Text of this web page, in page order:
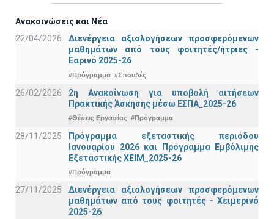
Ανακοινώσεις και Νέα
22/04/2026
Διενέργεια αξιολογήσεων προσφερόμενων
μαθημάτων από τους φοιτητές/ήτριες -
Εαρινό 2025-26
#Πρόγραμμα #Σπουδές
26/02/2026
2η Ανακοίνωση για υποβολή αιτήσεων
Πρακτικής Άσκησης μέσω ΕΣΠΑ_2025-26
#Θέσεις Εργασίας #Πρόγραμμα
28/11/2025
Πρόγραμμα εξεταστικής περιόδου
Ιανουαρίου 2026 και Πρόγραμμα Εμβόλιμης
Εξεταστικής ΧΕΙΜ_2025-26
#Πρόγραμμα
27/11/2025
Διενέργεια αξιολογήσεων προσφερόμενων
μαθημάτων από τους φοιτητές - Χειμερινό
2025-26